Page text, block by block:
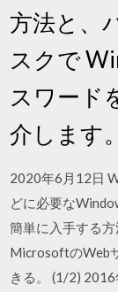
方法と、
スクで
スワード
介します。
2020年6月12日
どに必要な
簡単に入手する
MicrosoftのWeb
きる。 (1/2)